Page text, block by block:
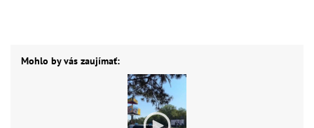
Mohlo by vás zaujímať: